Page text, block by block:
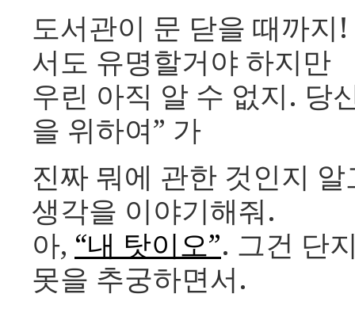
도서관이 문 닫을 때까지!
서도 유명할거야 하지만
우린 아직 알 수 없지. 당
을 위하여” 가
진짜 뭐에 관한 것인지
생각을 이야기해줘.
아, “내 탓이오”. 그건 단
못을 추궁하면서.